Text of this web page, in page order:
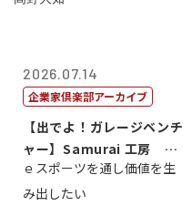
2026.07.14
企業家倶楽部アーカイブ
【出でよ！ガレージベンチ
ャー】Samurai 工房 代
表取締...
ｅスポーツを通し価値を生
み出したい